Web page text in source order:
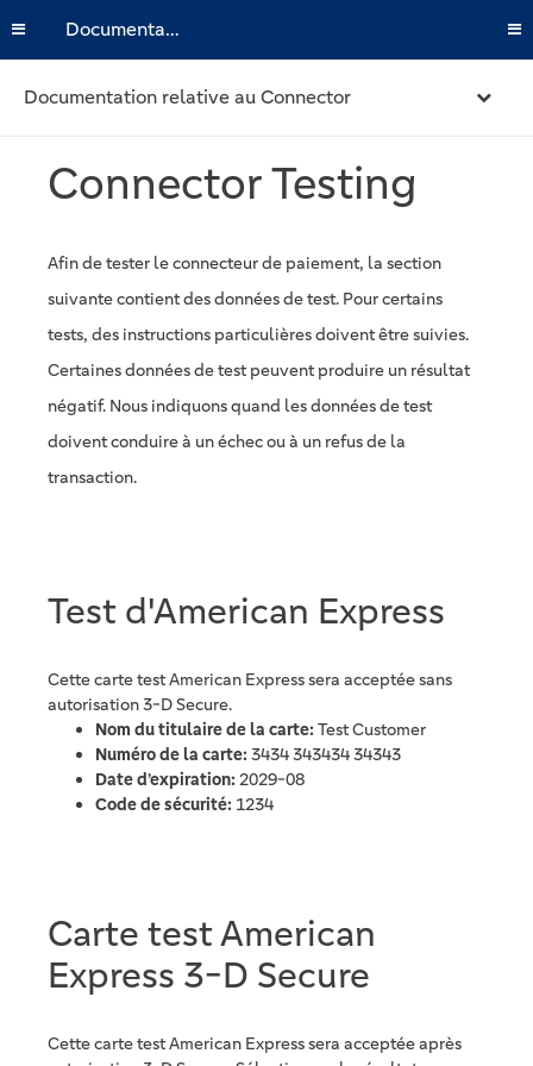
Documentation
Documentation relative au Connector
Connector Testing
Afin de tester le connecteur de paiement, la section
suivante contient des données de test. Pour certains
tests, des instructions particulières doivent être suivies.
Certaines données de test peuvent produire un résultat
négatif. Nous indiquons quand les données de test
doivent conduire à un échec ou à un refus de la
transaction.
Test d'American Express
Cette carte test American Express sera acceptée sans
autorisation 3-D Secure.
Nom du titulaire de la carte:Test Customer
Numéro de la carte:3434 343434 34343
Date d’expiration:2029-08
Code de sécurité: 1234
Carte test American
Express 3-D Secure
Cette carte test American Express sera acceptée après